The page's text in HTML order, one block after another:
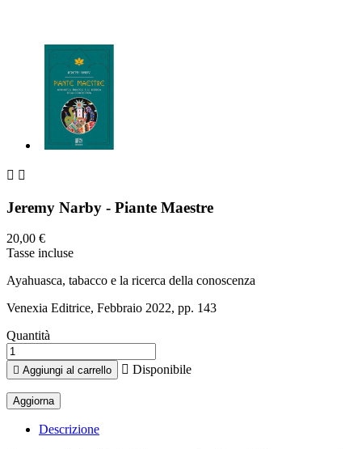
 
Jeremy Narby - Piante Maestre
20,00 €
Tasse incluse
Ayahuasca, tabacco e la ricerca della conoscenza
Venexia Editrice, Febbraio 2022, pp. 143
Quantità
 Aggiungi al carrello  Disponibile
Descrizione